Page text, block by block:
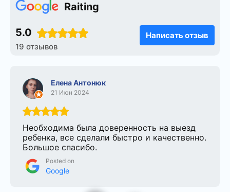
Raiting
5.0
19 отзывов
Написать отзыв
Елена Антонюк
21 Июн 2024
Необходима была доверенность на выезд
ребенка, все сделали быстро и качественно.
Большое спасибо.
Posted on
Google